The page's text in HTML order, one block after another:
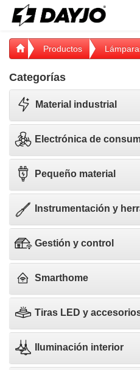
Productos
Categorías
Material industrial
Electrónica de
Pequeño material
Instrumentación y
Gestión y control
Smarthome
Tiras LED y
Iluminación interior